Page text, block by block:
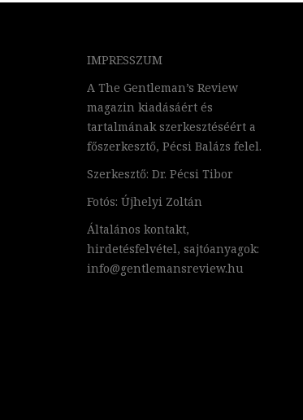
IMPRESSZUM
A The Gentleman’s Review
magazin kiadásáért és
tartalmának szerkesztéséért a
főszerkesztő, Pécsi Balázs felel.
Szerkesztő: Dr. Pécsi Tibor
Fotós: Újhelyi Zoltán
Általános kontakt,
hirdetésfelvétel, sajtóanyagok:
info@gentlemansreview.hu